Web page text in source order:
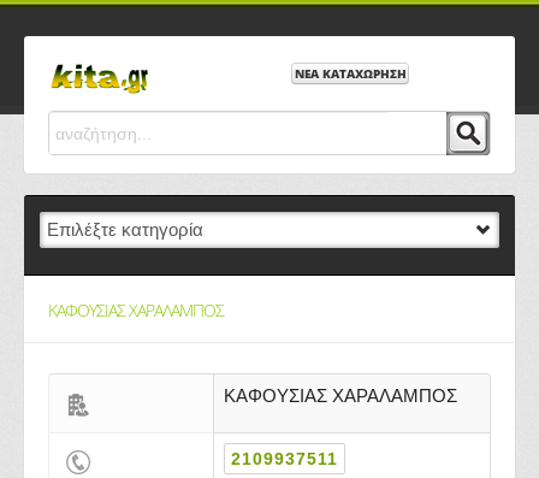
ΝΕΑ ΚΑΤΑΧΩΡΗΣΗ
ΚΑΦΟΥΣΙΑΣ ΧΑΡΑΛΑΜΠΟΣ
ΚΑΦΟΥΣΙΑΣ ΧΑΡΑΛΑΜΠΟΣ
2109937511